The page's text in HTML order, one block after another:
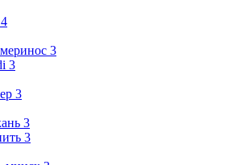
4
3
3
3
3
3